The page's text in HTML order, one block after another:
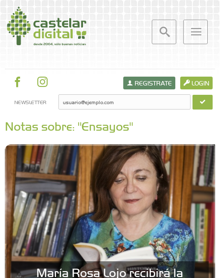
LOGIN
REGISTRATE
NEWSLETTER
Notas sobre: "Ensayos"
María Rosa Lojo recibirá la